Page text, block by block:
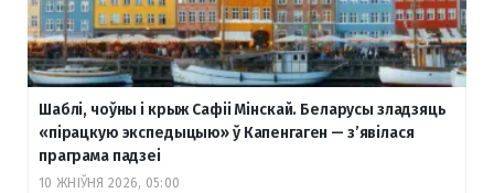
Шаблі, чоўны і крыж Сафіі Мінскай. Беларусы зладзяць
«пірацкую экспедыцыю» ў Капенгаген — з’явілася
праграма падзеі
10 ЖНІЎНЯ 2026, 05:00